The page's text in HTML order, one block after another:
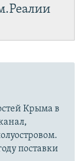
Крыма в
поставки